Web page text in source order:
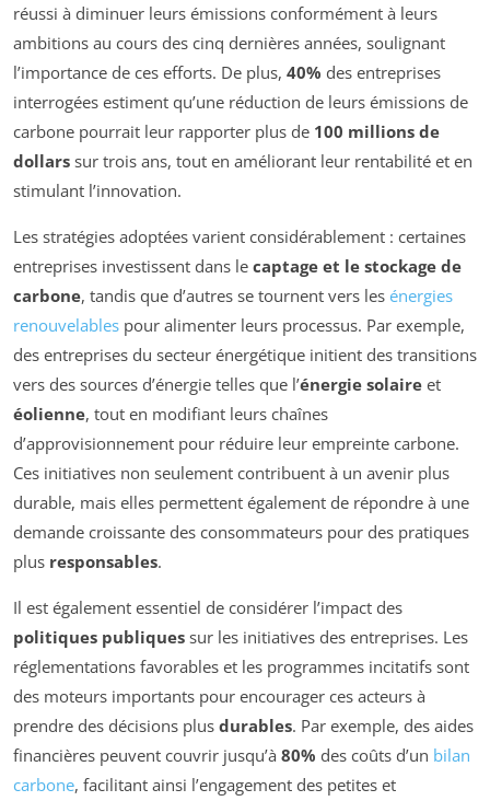
réussi à diminuer leurs émissions conformément à leurs
ambitions au cours des cinq dernières années, soulignant
l’importance de ces efforts. De plus, 40% des entreprises
interrogées estiment qu’une réduction de leurs émissions de
carbone pourrait leur rapporter plus de 100 millions de
dollars sur trois ans, tout en améliorant leur rentabilité et en
stimulant l’innovation.
Les stratégies adoptées varient considérablement : certaines
entreprises investissent dans le captage et le stockage de
carbone, tandis que d’autres se tournent vers les énergies
renouvelables pour alimenter leurs processus. Par exemple,
des entreprises du secteur énergétique initient des transitions
vers des sources d’énergie telles que l’énergie solaire et
éolienne, tout en modifiant leurs chaînes
d’approvisionnement pour réduire leur empreinte carbone.
Ces initiatives non seulement contribuent à un avenir plus
durable, mais elles permettent également de répondre à une
demande croissante des consommateurs pour des pratiques
plus responsables.
Il est également essentiel de considérer l’impact des
politiques publiques sur les initiatives des entreprises. Les
réglementations favorables et les programmes incitatifs sont
des moteurs importants pour encourager ces acteurs à
prendre des décisions plus durables. Par exemple, des aides
financières peuvent couvrir jusqu’à 80% des coûts d’un bilan
carbone, facilitant ainsi l’engagement des petites et